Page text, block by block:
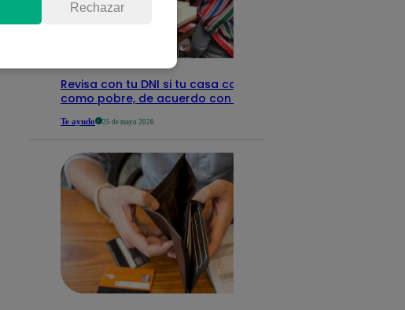
Revisa con tu DNI si tu casa califica
como pobre, de acuerdo con el Sisfoh
Te ayudo 25 de mayo 2026
Rechazar